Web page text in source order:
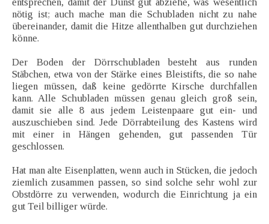
entsprechen, damit der Dunst gut abziehe, was wesentlich
nötig ist; auch mache man die Schubladen nicht zu nahe
übereinander, damit die Hitze allenthalben gut durchziehen
könne.
Der Boden der Dörrschubladen besteht aus runden
Stäbchen, etwa von der Stärke eines Bleistifts, die so nahe
liegen müssen, daß keine gedörrte Kirsche durchfallen
kann. Alle Schubladen müssen genau gleich groß sein,
damit sie alle 8 aus jedem Leistenpaare gut ein- und
auszuschieben sind. Jede Dörrabteilung des Kastens wird
mit einer in Hängen gehenden, gut passenden Tür
geschlossen.
Hat man alte Eisenplatten, wenn auch in Stücken, die jedoch
ziemlich zusammen passen, so sind solche sehr wohl zur
Obstdörre zu verwenden, wodurch die Einrichtung ja ein
gut Teil billiger würde.